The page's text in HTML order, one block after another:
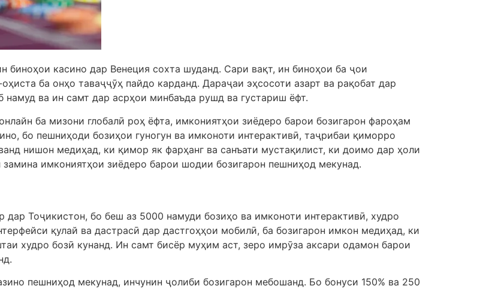
биноҳои касино дар Венеция сохта шуданд. Сари вақт, ин биноҳои ба ҷои
ба онҳо таваҷҷӯҳ пайдо карданд. Дараҷаи эҳсосоти азарт ва рақобат дар
ва ин самт дар асрҳои минбаъда рушд ва густариш ёфт.
ба мизони глобалӣ роҳ ёфта, имкониятҳои зиёдеро барои бозигарон фароҳам
бо пешниҳоди бозиҳои гуногун ва имконоти интерактивӣ, таҷрибаи қиморро
нишон медиҳад, ки қимор як фарҳанг ва санъати мустақилист, ки доимо дар ҳоли
имкониятҳои зиёдеро барои шодии бозигарон пешниҳод мекунад.
Тоҷикистон, бо беш аз 5000 намуди бозиҳо ва имконоти интерактивӣ, худро
қулай ва дастрасӣ дар дастгоҳҳои мобилӣ, ба бозигарон имкон медиҳад, ки
худро бозӣ кунанд. Ин самт бисёр муҳим аст, зеро имрӯза аксари одамон барои
пешниҳод мекунад, инчунин ҷолиби бозигарон мебошанд. Бо бонуси 150% ва 250